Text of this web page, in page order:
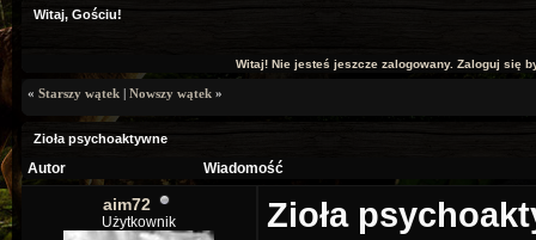
Witaj, Gościu!
Witaj! Nie jesteś jeszcze zalogowany. Zaloguj się
« Starszy wątek | Nowszy wątek »
Zioła psychoaktywne
Autor Wiadomość
aim72
Użytkownik Zioła